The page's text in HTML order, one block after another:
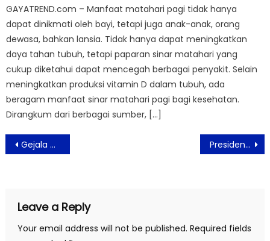
GAYATREND.com – Manfaat matahari pagi tidak hanya
dapat dinikmati oleh bayi, tetapi juga anak-anak, orang
dewasa, bahkan lansia. Tidak hanya dapat meningkatkan
daya tahan tubuh, tetapi paparan sinar matahari yang
cukup diketahui dapat mencegah berbagai penyakit. Selain
meningkatkan produksi vitamin D dalam tubuh, ada
beragam manfaat sinar matahari pagi bagi kesehatan.
Dirangkum dari berbagai sumber, […]
Post
navigation
Gejala Omicron pada Lansia Presiden: Tidak Perlu Tergesa-gesa Putuskan Status Pandemi
Leave a Reply
Your email address will not be published. Required fields